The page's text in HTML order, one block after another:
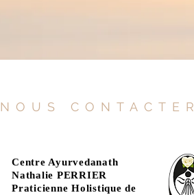
NOUS CONTACTER
Centre Ayurvedanath
Nathalie PERRIER
Praticienne Holistique de